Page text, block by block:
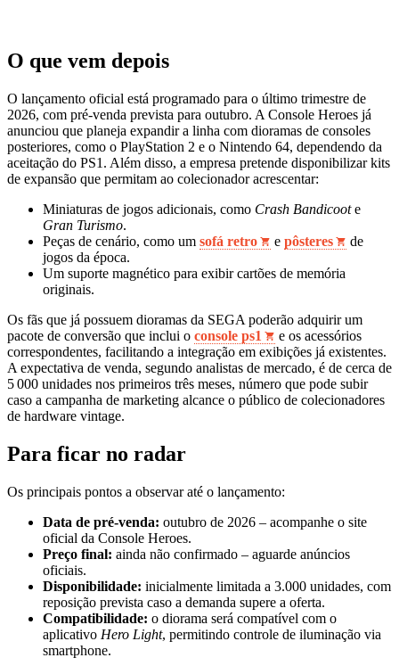
O que vem depois
O lançamento oficial está programado para o último trimestre de
2026, com pré-venda prevista para outubro. A Console Heroes já
anunciou que planeja expandir a linha com dioramas de consoles
posteriores, como o PlayStation 2 e o Nintendo 64, dependendo da
aceitação do PS1. Além disso, a empresa pretende disponibilizar kits
de expansão que permitam ao colecionador acrescentar:
Miniaturas de jogos adicionais, como Crash Bandicoote
Gran Turismo.
Peças de cenário, como um sofá retro e pôsteres
de
jogos da época.
Um suporte magnético para exibir cartões de memória
originais.
Os fãs que já possuem dioramas da SEGA poderão adquirir um
pacote de conversão que inclui o console ps1
e os acessórios
correspondentes, facilitando a integração em exibições já existentes.
A expectativa de venda, segundo analistas de mercado, é de cerca de
5 000 unidades nos primeiros três meses, número que pode subir
caso a campanha de marketing alcance o público de colecionadores
de hardware vintage.
Para ficar no radar
Os principais pontos a observar até o lançamento:
Data de pré-venda: outubro de 2026 – acompanhe o site
oficial da Console Heroes.
Preço final: ainda não confirmado – aguarde anúncios
oficiais.
Disponibilidade: inicialmente limitada a 3.000 unidades, com
reposição prevista caso a demanda supere a oferta.
Compatibilidade: o diorama será compatível com o
aplicativo Hero Light, permitindo controle de iluminação via
smartphone.